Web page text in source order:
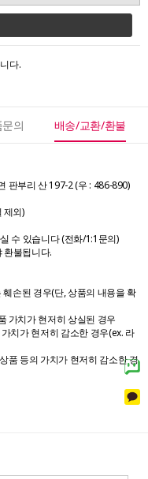
다.
의 배송/교환/환불
판부리 산 197-2 (우 : 486-890)
제외)
수 있습니다 (전화/1:1문의)
환불됩니다.
손된 경우(단, 상품의 내용을 확
가치가 현저히 상실된 경우
치가 현저히 감소한 경우(ex. 라
품 등의 가치가 현저히 감소한 경